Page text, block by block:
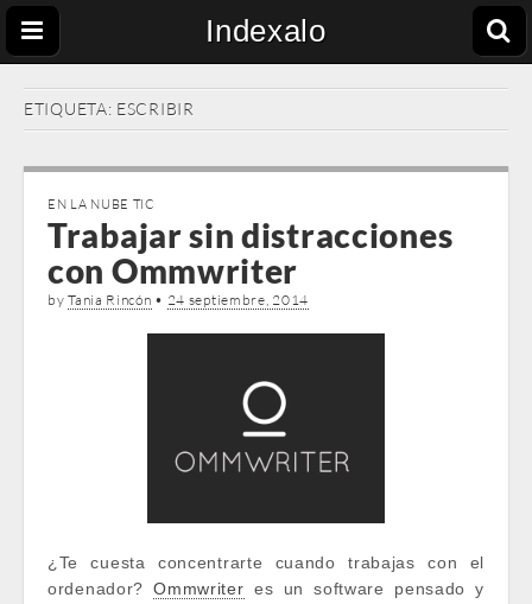
Indexalo
ETIQUETA: ESCRIBIR
EN LA NUBE TIC
Trabajar sin distracciones
con Ommwriter
byTania Rincón • 24 septiembre, 2014
¿Te cuesta concentrarte cuando trabajas con el
ordenador?Ommwriter es un software pensado y